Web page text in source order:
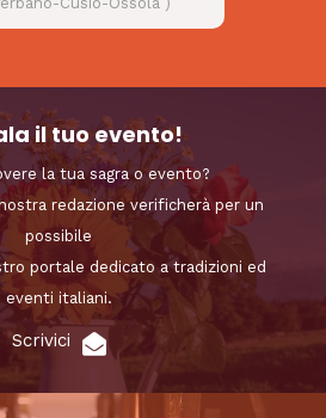
il tuo evento!
la tua sagra o evento?
redazione verificherà per un
possibile
portale dedicato a tradizioni ed
eventi italiani.
Scrivici